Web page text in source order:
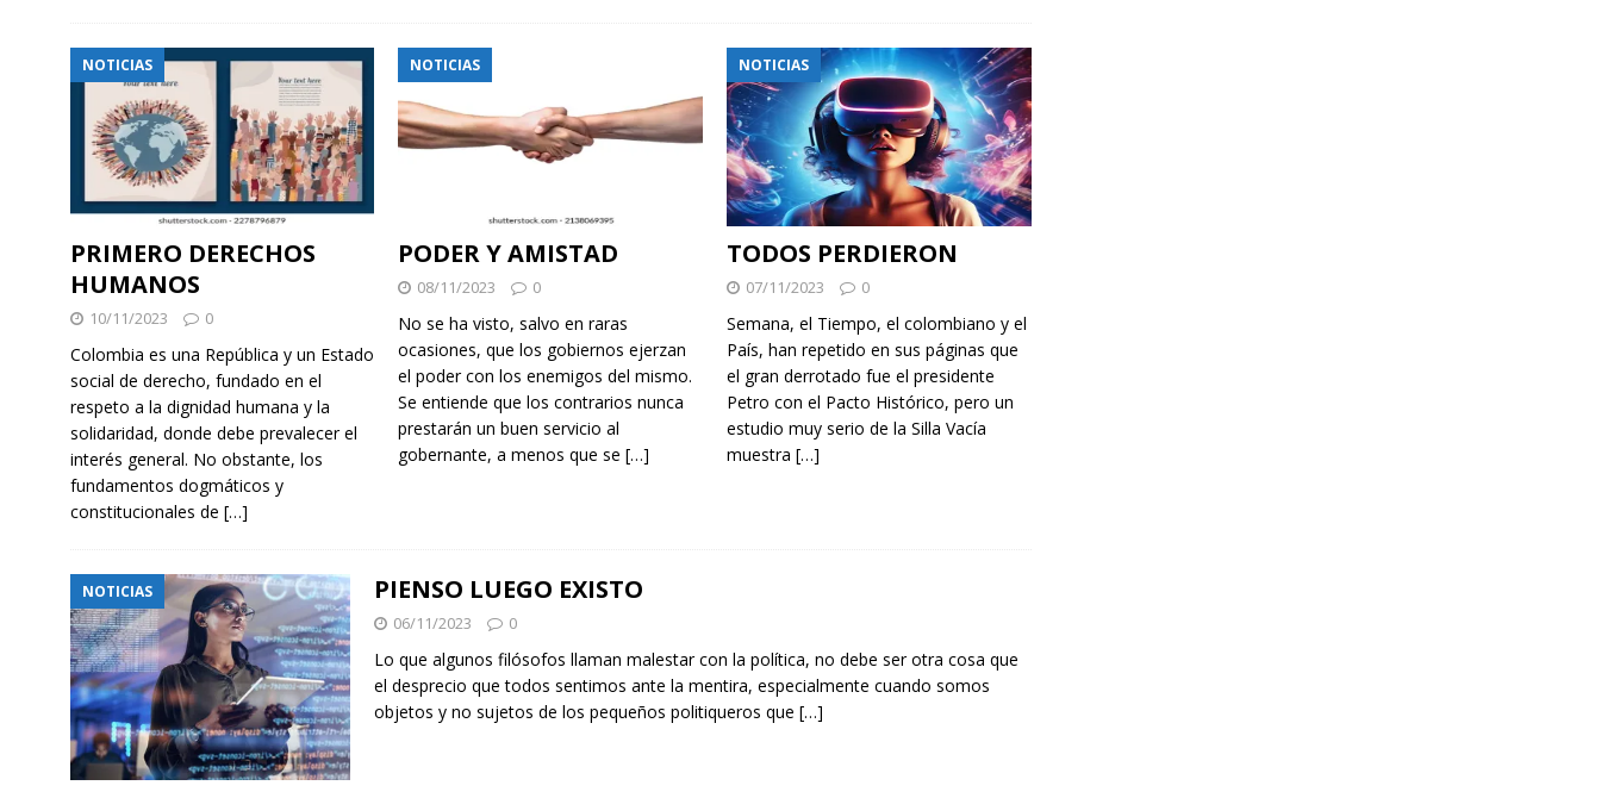
NOTICIAS
PRIMERO DERECHOS
HUMANOS
10/11/2023 0
Colombia es una República y un Estado
social de derecho, fundado en el
respeto a la dignidad humana y la
solidaridad, donde debe prevalecer el
interés general. No obstante, los
fundamentos dogmáticos y
constitucionales de […]
NOTICIAS
PODER Y AMISTAD
08/11/2023 0
No se ha visto, salvo en raras
ocasiones, que los gobiernos ejerzan
el poder con los enemigos del mismo.
Se entiende que los contrarios nunca
prestarán un buen servicio al
gobernante, a menos que se[…]
NOTICIAS
TODOS PERDIERON
07/11/2023 0
Semana, el Tiempo, el colombiano y el
País, han repetido en sus páginas que
el gran derrotado fue el presidente
Petro con el Pacto Histórico, pero un
estudio muy serio de la Silla Vacía
muestra[…]
NOTICIAS PIENSO LUEGO EXISTO
06/11/2023 0
Lo que algunos filósofos llaman malestar con la política, no debe ser otra cosa que
el desprecio que todos sentimos ante la mentira, especialmente cuando somos
objetos y no sujetos de los pequeños politiqueros que […]